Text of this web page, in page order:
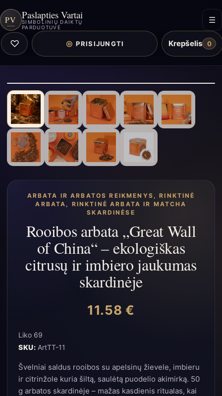
PV Paslapties Vartai
SIMBOLINIŲ DAIKTŲ
PARDUOTUVĖ
☰
♡ ◎ PRISIJUNGTI Krepšelis 0
ARBATA IR ARBATOS REIKMENYS ,RINKTINĖ
ARBATA , RINKTINĖ ARBATA IR MATCHA
SKARDINĖSE
Rooibos arbata „Great Wall
of China“ – ekologiškas
citrusų ir imbiero jaukumas
skardinėje
11.58 €
Liko 69
SKU: ArtTT-11
Švelniai saldus rooibos su apelsinų žievele, imbieru
ir citrinžole kuria šiltą, saulėtą puodelio akimirką. 50
g arbatos skardinėje – mažas kasdienis ritualas, kai